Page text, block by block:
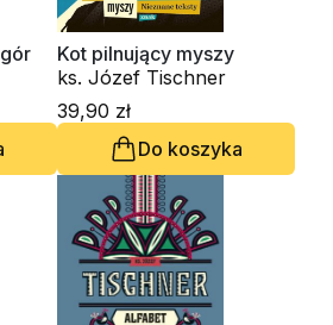
Kot pilnujący myszy
ks. Józef Tischner
39,90 zł
Do koszyka